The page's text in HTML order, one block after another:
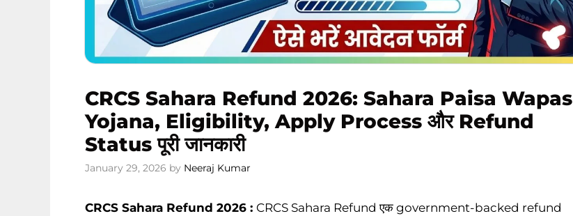
CRCS Sahara Refund 2026: Sahara Paisa Wapas
Yojana, Eligibility, Apply Process और Refund
Status पूरी जानकारी
January 29, 2026 by Neeraj Kumar
CRCS Sahara Refund 2026 : CRCS Sahara Refund एक government-backed refund